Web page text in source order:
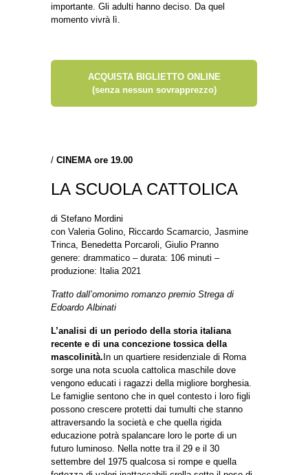
importante. Gli adulti hanno deciso. Da quel
momento vivrà lì.
ACQUISTA BIGLIETTO ONLINE
(senza nessun sovrapprezzo)
/ CINEMA ore 19.00
LA SCUOLA CATTOLICA
di Stefano Mordini
con Valeria Golino, Riccardo Scamarcio, Jasmine
Trinca, Benedetta Porcaroli, Giulio Pranno
genere: drammatico – durata: 106 minuti –
produzione: Italia 2021
Tratto dall’omonimo romanzo premio Strega di
Edoardo Albinati
L’analisi di un periodo della storia italiana
recente e di una concezione tossica della
mascolinità. In un quartiere residenziale di Roma
sorge una nota scuola cattolica maschile dove
vengono educati i ragazzi della migliore borghesia.
Le famiglie sentono che in quel contesto i loro figli
possono crescere protetti dai tumulti che stanno
attraversando la società e che quella rigida
educazione potrà spalancare loro le porte di un
futuro luminoso. Nella notte tra il 29 e il 30
settembre del 1975 qualcosa si rompe e quella